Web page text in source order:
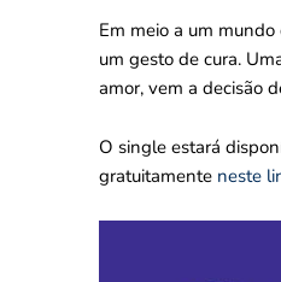
Em meio a um
um gesto de cura.
amor, vem a decisão
O single estará
gratuitamente neste